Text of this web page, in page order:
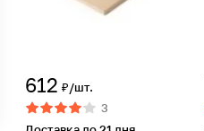
612 ₽/шт.
3